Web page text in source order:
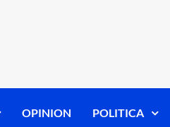
OPINION POLITICA